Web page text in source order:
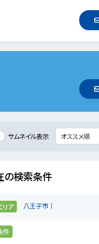
サムネイル表示
の検索条件
リア 八王子市
件